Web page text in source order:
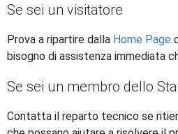
Se sei un visitatore
Prova a ripartire dalla Home Page
bisogno di assistenza immediata
Se sei un membro dello
Contatta il reparto tecnico se